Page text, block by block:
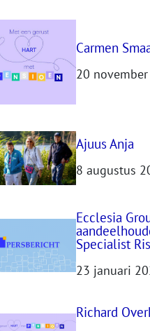
Carmen
20
Ajuus Anja
8 augustus
Ecclesia
Specialist
23 januari
Richard